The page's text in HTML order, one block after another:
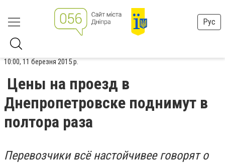
Рус
10:00, 11 березня 2015 р.
Цены на проезд в
Днепропетровске поднимут в
полтора раза
Перевозчики всё настойчивее говорят о